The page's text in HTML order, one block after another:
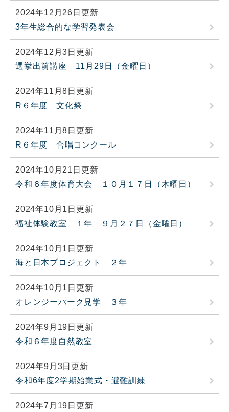
2024年12月26日更新
3年生総合的な学習発表会
2024年12月3日更新
選挙出前講座 11月29日（金曜日）
2024年11月8日更新
R６年度 文化祭
2024年11月8日更新
R６年度 合唱コンクール
2024年10月21日更新
令和６年度体育大会 １０月１７日（木曜日）
2024年10月1日更新
福祉体験教室 １年 ９月２７日（金曜日）
2024年10月1日更新
海と日本プロジェクト ２年
2024年10月1日更新
オレンジーパーク見学 ３年
2024年9月19日更新
令和６年度自然教室
2024年9月3日更新
令和6年度2学期始業式・避難訓練
2024年7月19日更新